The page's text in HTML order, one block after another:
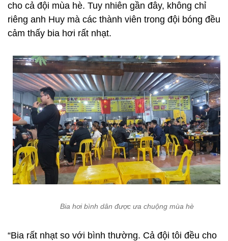
cho cả đội mùa hè. Tuy nhiên gần đây, không chỉ
riêng anh Huy mà các thành viên trong đội bóng đều
cảm thấy bia hơi rất nhạt.
Bia hơi bình dân được ưa chuộng mùa hè
“Bia rất nhạt so với bình thường. Cả đội tôi đều cho